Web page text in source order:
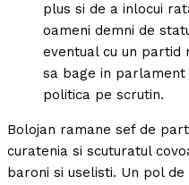
plus si de a inlocui
oameni demni de
eventual cu un
sa bage in
politica pe scrutin.
Bolojan ramane sef de
curatenia si scuturatul
baroni si uselisti. Un pol